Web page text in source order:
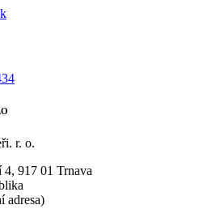
r. o.
917 01 Trnava
adresa)